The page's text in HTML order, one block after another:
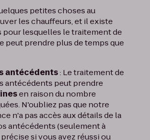
petites choses au
les chauffeurs, et il existe
pour lesquelles le traitement de
peut prendre plus de temps que
antécédents: Le traitement de
antécédents peut prendre
en raison du nombre
N'oubliez pas que notre
n'a pas accès aux détails de la
antécédents (seulement à
si vous avez réussi ou